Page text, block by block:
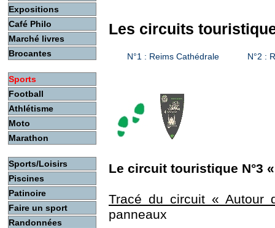
Expositions
Café Philo
Marché livres
Brocantes
Sports
Football
Athlétisme
Moto
Marathon
Sports/Loisirs
Piscines
Patinoire
Faire un sport
Randonnées
Les circuits
N°1 : Reims Cathédrale N°2 :
Le circuit touristique N°3
Tracé du circuit « Autour
panneaux